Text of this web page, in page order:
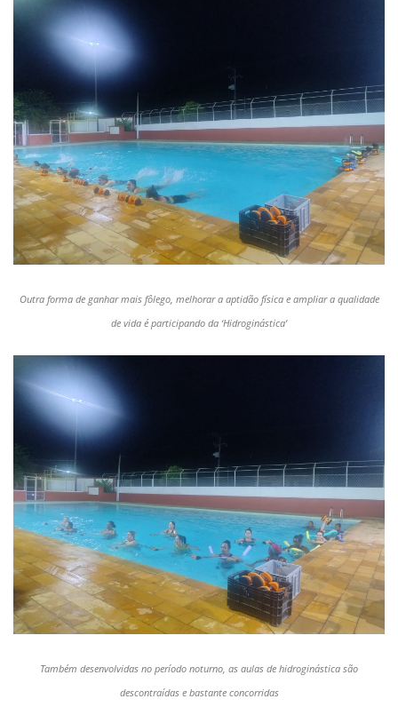
Outra forma de ganhar mais fôlego, melhorar a aptidão física e ampliar a qualidade
de vida é participando da ‘Hidroginástica’
Também desenvolvidas no período noturno, as aulas de hidroginástica são
descontraídas e bastante concorridas